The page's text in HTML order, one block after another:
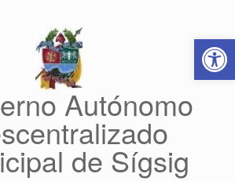
Abrir
Autónomo
de Sígsig